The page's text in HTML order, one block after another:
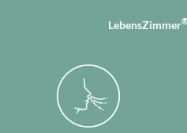
LebensZimmer